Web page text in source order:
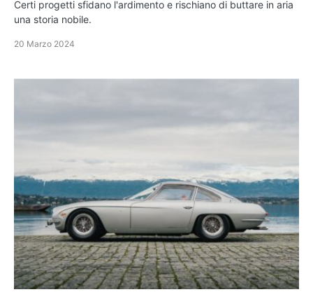
Certi progetti sfidano l'ardimento e rischiano di buttare in aria
una storia nobile.
20 Marzo 2024